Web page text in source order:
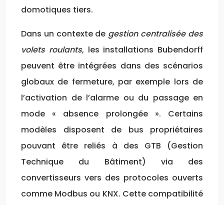
domotiques tiers.
Dans un contexte de gestion centralisée des
volets roulants, les installations Bubendorff
peuvent être intégrées dans des scénarios
globaux de fermeture, par exemple lors de
l’activation de l’alarme ou du passage en
mode « absence prolongée ». Certains
modèles disposent de bus propriétaires
pouvant être reliés à des GTB (Gestion
Technique du Bâtiment) via des
convertisseurs vers des protocoles ouverts
comme Modbus ou KNX. Cette compatibilité